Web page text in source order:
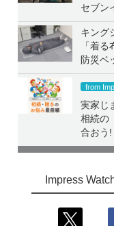
セブン
キング
「着
防災ベ
from
実家じ
相続の
合おう!
Impress